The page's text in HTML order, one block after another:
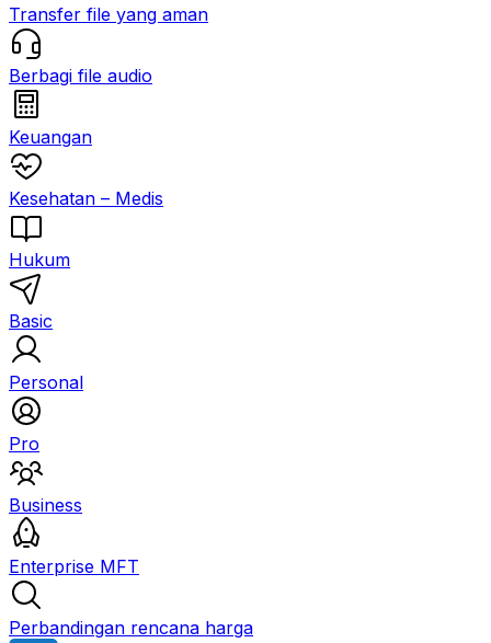
Transfer file yang aman
Berbagi file audio
Keuangan
Kesehatan – Medis
Hukum
Basic
Personal
Pro
Business
Enterprise MFT
Perbandingan rencana harga